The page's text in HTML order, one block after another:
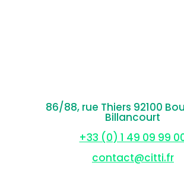
86/88, rue Thiers 92100
Billancourt
+33 (0) 1 49 09 99
contact@citti.fr